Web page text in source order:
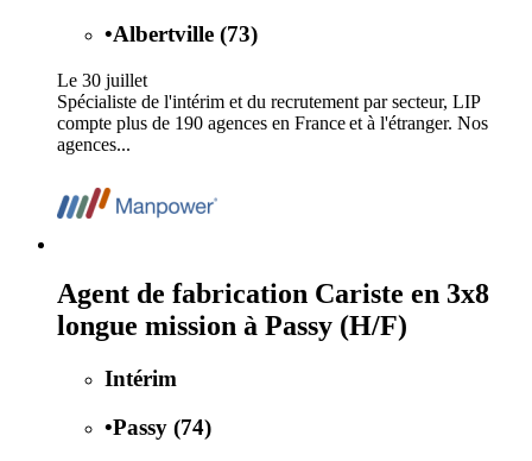
•Albertville (73)
Le 30 juillet
Spécialiste de l'intérim et du recrutement par secteur, LIP
compte plus de 190 agences en France et à l'étranger. Nos
agences...
Agent de fabrication Cariste en 3x8
longue mission à Passy (H/F)
Intérim
•Passy (74)